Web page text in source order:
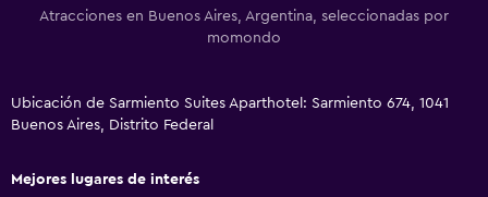
Atracciones en Buenos Aires, Argentina, seleccionadas por
momondo
Ubicación de Sarmiento Suites Aparthotel: Sarmiento 674, 1041
Buenos Aires, Distrito Federal
Mejores lugares de interés